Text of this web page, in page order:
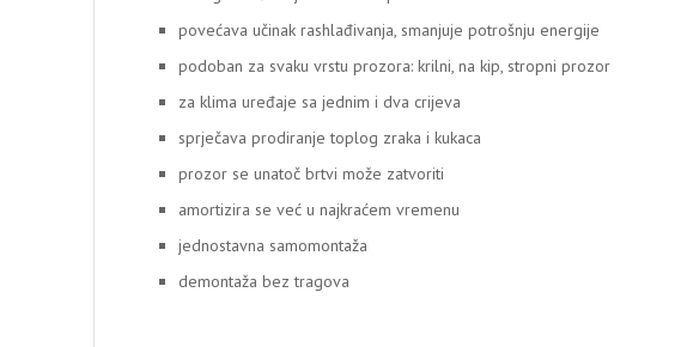
povećava učinak rashlađivanja, smanjuje potrošnju energije
podoban za svaku vrstu prozora: krilni, na kip, stropni prozor
za klima uređaje sa jednim i dva crijeva
sprječava prodiranje toplog zraka i kukaca
prozor se unatoč brtvi može zatvoriti
amortizira se već u najkraćem vremenu
jednostavna samomontaža
demontaža bez tragova